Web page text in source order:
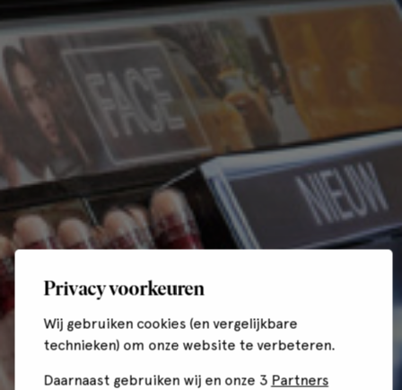
Privacy voorkeuren
Wij gebruiken cookies (en vergelijkbare
technieken) om onze website te verbeteren.
Daarnaast gebruiken wij en onze 3 Partners